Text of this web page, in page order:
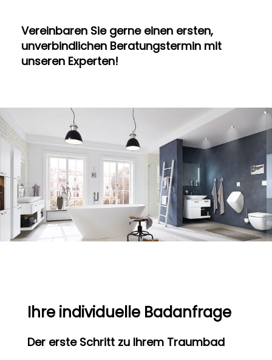
Vereinbaren Sie gerne einen ersten,
unverbindlichen Beratungstermin mit
unseren Experten!
Ihre individuelle Badanfrage
Der erste Schritt zu Ihrem Traumbad